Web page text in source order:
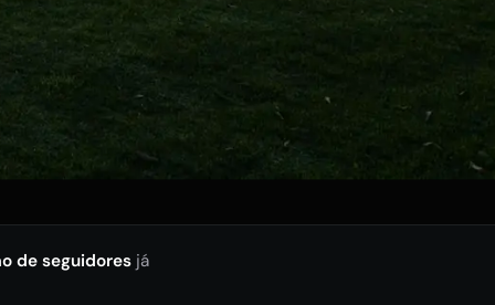
de seguidoresjá